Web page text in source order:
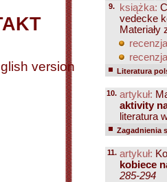
version
9.
książka:
vedecke
Literatura
10. artykuł:
aktivity
literatura
Zagadnienia
11. artykuł:
kobiece
285-294